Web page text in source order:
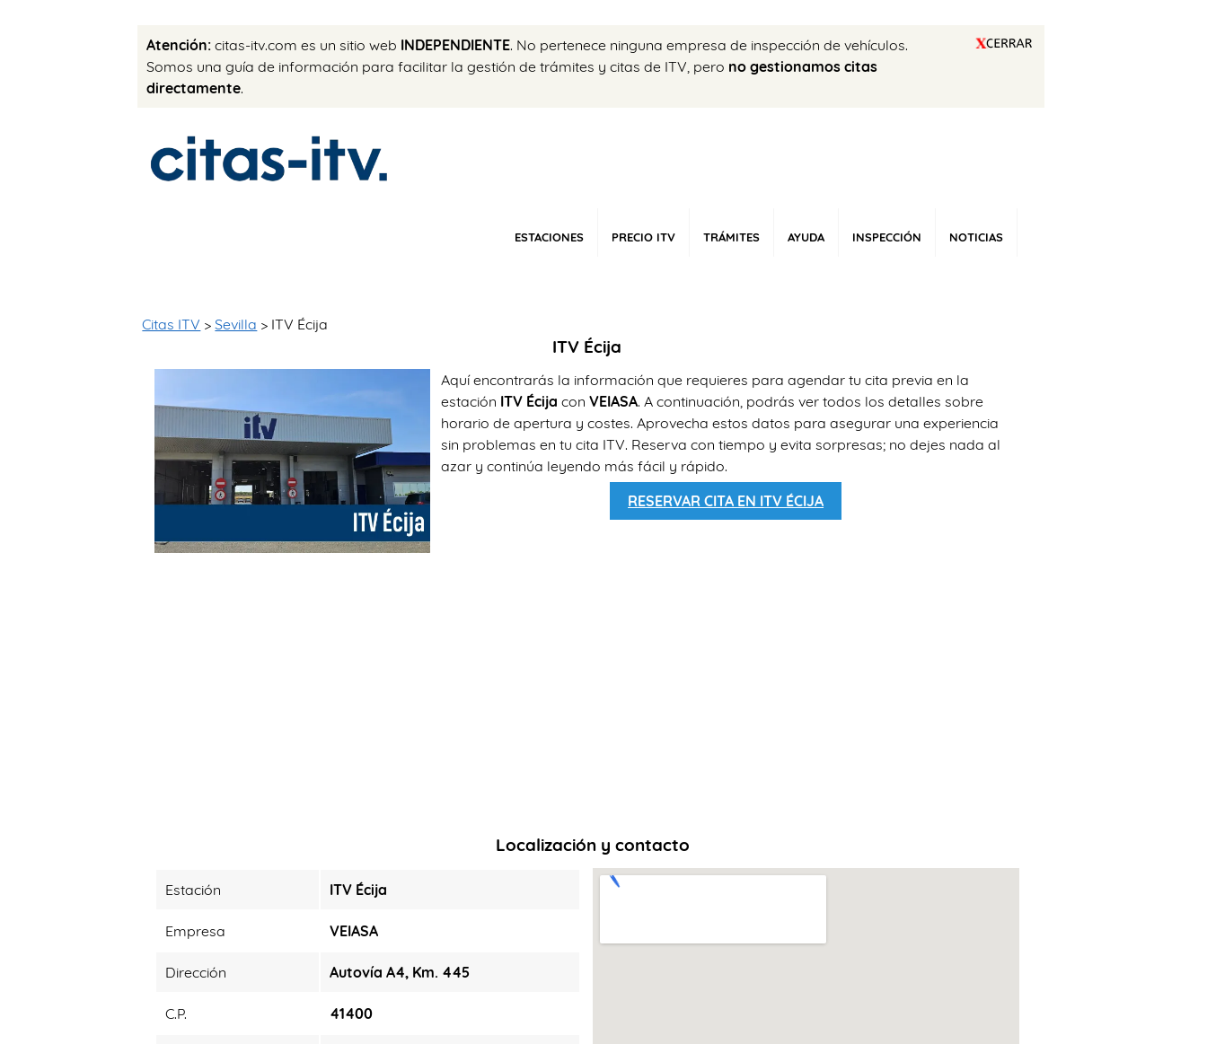
Atención: citas-itv.com es un sitio web INDEPENDIENTE. No pertenece ninguna empresa de inspección de vehículos.
Somos una guía de información para facilitar la gestión de trámites y citas de ITV, pero no gestionamos citas
directamente.
ESTACIONES PRECIO ITV TRÁMITES AYUDA INSPECCIÓN NOTICIAS
Citas ITV >Sevilla > ITV Écija
ITV Écija
Aquí encontrarás la información que requieres para agendar tu cita previa en la
estación ITV Écija conVEIASA. A continuación, podrás ver todos los detalles sobre
horario de apertura y costes. Aprovecha estos datos para asegurar una experiencia
sin problemas en tu cita ITV. Reserva con tiempo y evita sorpresas; no dejes nada al
azar y continúa leyendo más fácil y rápido.
RESERVAR CITA EN ITV ÉCIJA
Localización y contacto
Estación ITV Écija
Empresa VEIASA
Dirección Autovía A4, Km. 445
C.P. 41400